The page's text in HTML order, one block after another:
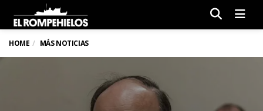
HOME MÁS NOTICIAS